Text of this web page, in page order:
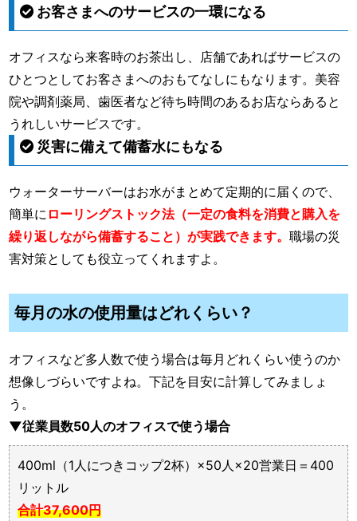
お客さまへのサービスの一環になる
オフィスなら来客時のお茶出し、店舗であればサービスの
ひとつとしてお客さまへのおもてなしにもなります。美容
院や調剤薬局、歯医者など待ち時間のあるお店ならあると
うれしいサービスです。
災害に備えて備蓄水にもなる
ウォーターサーバーはお水がまとめて定期的に届くので、
簡単に ローリングストック法（一定の食料を消費と購入を
繰り返しながら備蓄すること）が実践できます。職場の災
害対策としても役立ってくれますよ。
毎月の水の使用量はどれくらい？
オフィスなど多人数で使う場合は毎月どれくらい使うのか
想像しづらいですよね。下記を目安に計算してみましょ
う。
▼従業員数50人のオフィスで使う場合
400ml（1人につきコップ2杯）×50人×20営業日＝400
リットル
合計37,600円